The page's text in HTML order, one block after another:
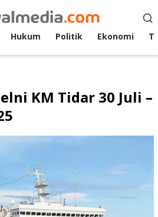
Hukum Politik Ekonomi
KM Tidar 30 Juli –